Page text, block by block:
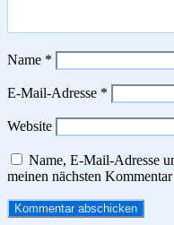
Name *
E-Mail-Adresse *
Website
Name, E-Mail-Adresse
meinen nächsten